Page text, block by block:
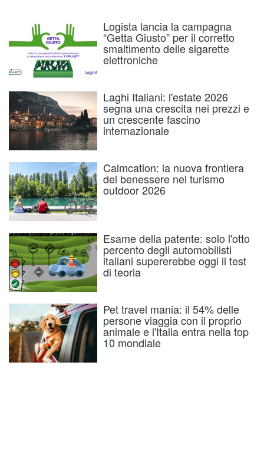
Logista lancia la campagna
“Getta Giusto” per il corretto
smaltimento delle sigarette
elettroniche
Laghi Italiani: l'estate 2026
segna una crescita nei prezzi e
un crescente fascino
internazionale
Calmcation: la nuova frontiera
del benessere nel turismo
outdoor 2026
Esame della patente: solo l'otto
percento degli automobilisti
italiani supererebbe oggi il test
di teoria
Pet travel mania: il 54% delle
persone viaggia con il proprio
animale e l'Italia entra nella top
10 mondiale